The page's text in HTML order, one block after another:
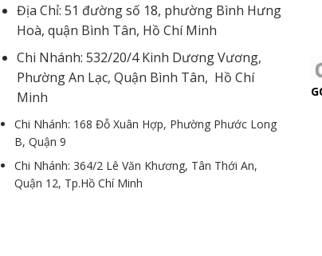
Địa Chỉ: 51 đường số 18, phường Bình Hưng
Hoà, quận Bình Tân, Hồ Chí Minh
Chi Nhánh: 532/20/4 Kinh Dương Vương,
Phường An Lạc, Quận Bình Tân, Hồ Chí
Minh
Chi Nhánh: 168 Đỗ Xuân Hợp, Phường Phước Long
B, Quận 9
Chi Nhánh: 364/2 Lê Văn Khương, Tân Thới An,
Quận 12, Tp.Hồ Chí Minh